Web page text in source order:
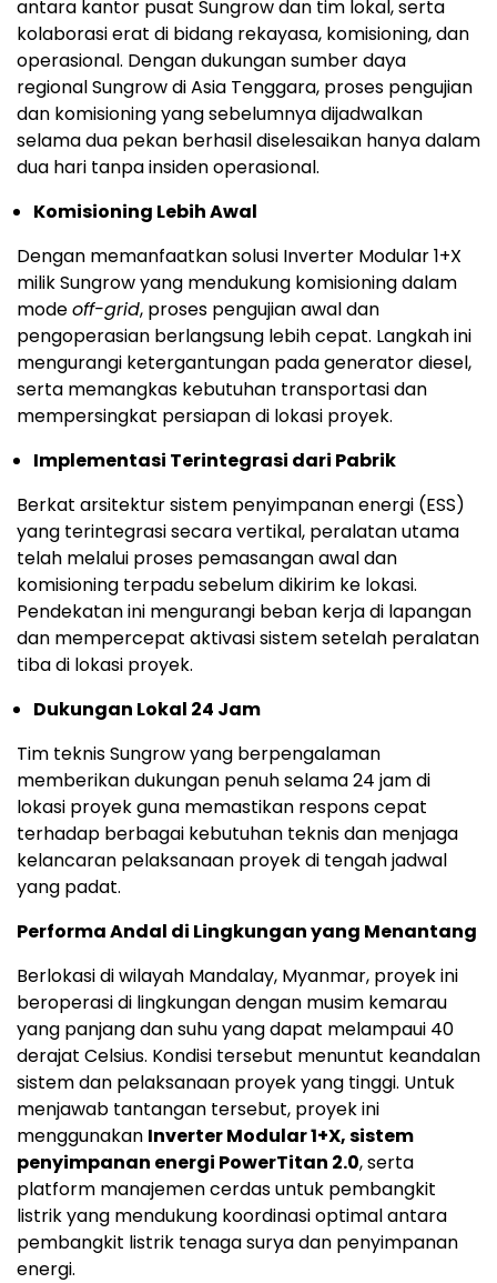
antara kantor pusat Sungrow dan tim lokal, serta
kolaborasi erat di bidang rekayasa, komisioning, dan
operasional. Dengan dukungan sumber daya
regional Sungrow di Asia Tenggara, proses pengujian
dan komisioning yang sebelumnya dijadwalkan
selama dua pekan berhasil diselesaikan hanya dalam
dua hari tanpa insiden operasional.
Komisioning Lebih Awal
Dengan memanfaatkan solusi Inverter Modular 1+X
milik Sungrow yang mendukung komisioning dalam
modeoff-grid, proses pengujian awal dan
pengoperasian berlangsung lebih cepat. Langkah ini
mengurangi ketergantungan pada generator diesel,
serta memangkas kebutuhan transportasi dan
mempersingkat persiapan di lokasi proyek.
Implementasi Terintegrasi dari Pabrik
Berkat arsitektur sistem penyimpanan energi (ESS)
yang terintegrasi secara vertikal, peralatan utama
telah melalui proses pemasangan awal dan
komisioning terpadu sebelum dikirim ke lokasi.
Pendekatan ini mengurangi beban kerja di lapangan
dan mempercepat aktivasi sistem setelah peralatan
tiba di lokasi proyek.
Dukungan Lokal 24 Jam
Tim teknis Sungrow yang berpengalaman
memberikan dukungan penuh selama 24 jam di
lokasi proyek guna memastikan respons cepat
terhadap berbagai kebutuhan teknis dan menjaga
kelancaran pelaksanaan proyek di tengah jadwal
yang padat.
Performa Andal di Lingkungan yang Menantang
Berlokasi di wilayah Mandalay, Myanmar, proyek ini
beroperasi di lingkungan dengan musim kemarau
yang panjang dan suhu yang dapat melampaui 40
derajat Celsius. Kondisi tersebut menuntut keandalan
sistem dan pelaksanaan proyek yang tinggi. Untuk
menjawab tantangan tersebut, proyek ini
menggunakan Inverter Modular 1+X, sistem
penyimpanan energi PowerTitan 2.0, serta
platform manajemen cerdas untuk pembangkit
listrik yang mendukung koordinasi optimal antara
pembangkit listrik tenaga surya dan penyimpanan
energi.